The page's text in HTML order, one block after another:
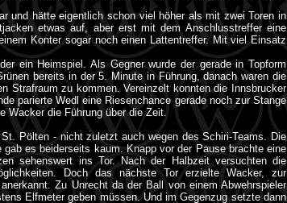
und hätte eigentlich schon viel höher als mit zwei Toren in
etwas auf, aber erst mit dem Anschlusstreffer eine
Konter sogar noch einen Lattentreffer. Mit viel Einsatz
ein Heimspiel. Als Gegner wurde der gerade in Topform
bereits in der 5. Minute in Führung, danach waren die
Strafraum zu kommen. Vereinzelt konnten die Innsbrucker
parierte Wedl eine Riesenchance gerade noch zur Stange
Wacker die Führung über die Zeit.
Pölten - nicht zuletzt auch wegen des Schiri-Teams. Die
es beiderseits kaum. Knapp vor der Pause brachte eine
sehenswert ins Tor. Nach der Halbzeit versuchten die
Doch das nächste Tor erzielte Wacker, zur
Zu Unrecht da der Ball von einem Abwehrspieler
Elfmeter geben müssen. Und im Gegenzug setzte dann